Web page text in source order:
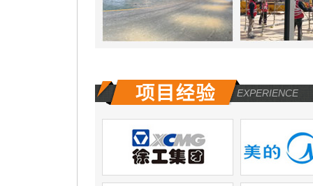
EXPERIENCE